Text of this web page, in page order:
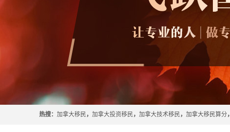
热搜： 加拿大移民 ， 加拿大投资移民 ， 加拿大技术移民 ， 加拿大移民算分，